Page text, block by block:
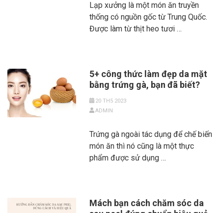
Lạp xưởng là một món ăn truyền
thống có nguồn gốc từ Trung Quốc.
Được làm từ thịt heo tươi …
5+ công thức làm đẹp da mặt
bằng trứng gà, bạn đã biết?
20 TH5 2023
ADMIN
Trứng gà ngoài tác dụng để chế biến
món ăn thì nó cũng là một thực
phẩm được sử dụng …
Mách bạn cách chăm sóc da